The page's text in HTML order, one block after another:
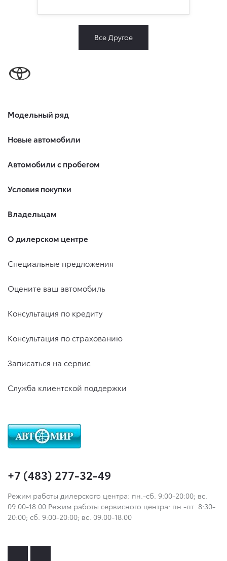
Все Другое
Модельный ряд
Новые автомобили
Автомобили с пробегом
Условия покупки
Владельцам
О дилерском центре
Специальные предложения
Оцените ваш автомобиль
Консультация по кредиту
Консультация по страхованию
Записаться на сервис
Служба клиентской поддержки
+7 (483) 277-32-49
Режим работы дилерского центра: пн.-сб. 9:00-20:00; вс.
09.00-18.00 Режим работы сервисного центра: пн.-пт. 8:30-
20:00; сб. 9:00-20:00; вс. 09.00-18.00